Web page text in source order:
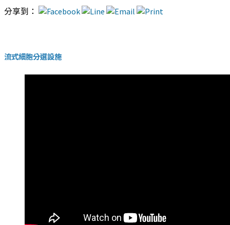
分享到：
流式細胞分選設施